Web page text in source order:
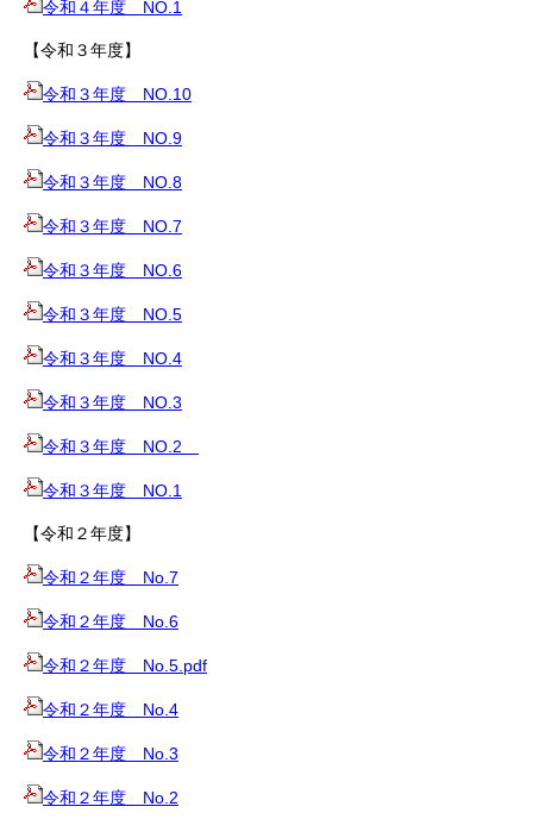
令和４年度 NO.1
【令和３年度】
令和３年度 NO.10
令和３年度 NO.9
令和３年度 NO.8
令和３年度 NO.7
令和３年度 NO.6
令和３年度 NO.5
令和３年度 NO.4
令和３年度 NO.3
令和３年度 NO.2
令和３年度 NO.1
【令和２年度】
令和２年度 No.7
令和２年度 No.6
令和２年度 No.5.pdf
令和２年度 No.4
令和２年度 No.3
令和２年度 No.2